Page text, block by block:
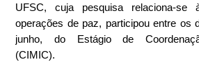
UFSC, cuja pesquisa relaciona-se
operações de paz, participou entre os
junho, do Estágio de
(CIMIC).